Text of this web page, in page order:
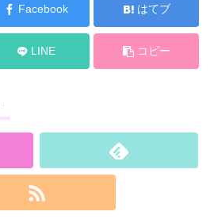
Facebook はてブ
LINE コピー